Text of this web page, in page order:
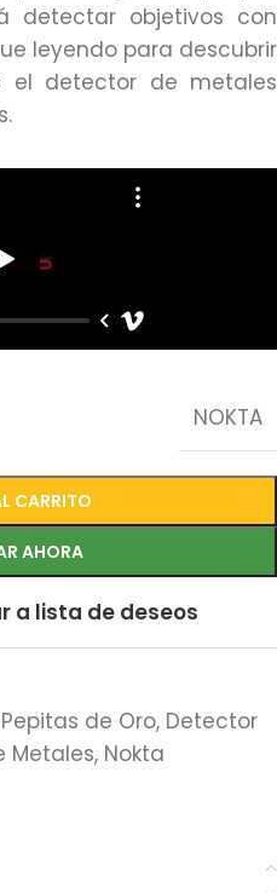
detectar objetivos con
leyendo para descubrir
el detector de metales
NOKTA
CARRITO
AHORA
a lista de deseos
de Oro, Detector
Metales, Nokta